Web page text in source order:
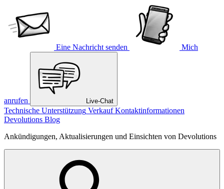
Eine Nachricht senden Mich
anrufen Live-Chat
Technische Unterstützung Verkauf Kontaktinformationen
Devolutions Blog
Ankündigungen, Aktualisierungen und Einsichten von Devolutions